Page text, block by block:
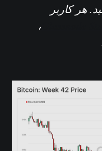
هر کاربر
،